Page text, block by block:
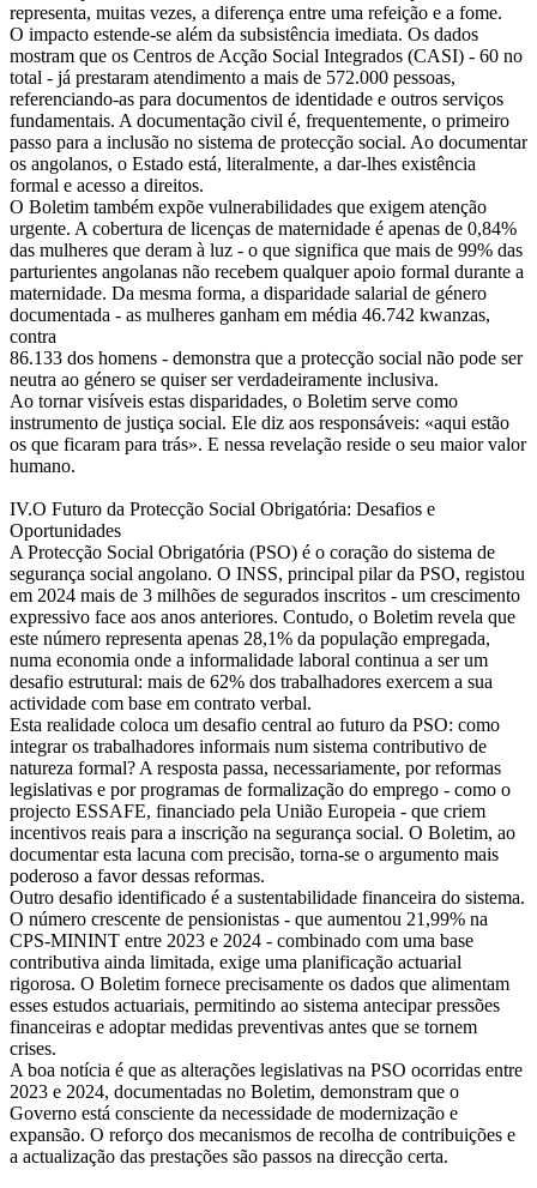
representa, muitas vezes, a diferença entre uma refeição e a fome.
O impacto estende-se além da subsistência imediata. Os dados
mostram que os Centros de Acção Social Integrados (CASI) - 60 no
total - já prestaram atendimento a mais de 572.000 pessoas,
referenciando-as para documentos de identidade e outros serviços
fundamentais. A documentação civil é, frequentemente, o primeiro
passo para a inclusão no sistema de protecção social. Ao documentar
os angolanos, o Estado está, literalmente, a dar-lhes existência
formal e acesso a direitos.
O Boletim também expõe vulnerabilidades que exigem atenção
urgente. A cobertura de licenças de maternidade é apenas de 0,84%
das mulheres que deram à luz - o que significa que mais de 99% das
parturientes angolanas não recebem qualquer apoio formal durante a
maternidade. Da mesma forma, a disparidade salarial de género
documentada - as mulheres ganham em média 46.742 kwanzas,
contra
86.133 dos homens - demonstra que a protecção social não pode ser
neutra ao género se quiser ser verdadeiramente inclusiva.
Ao tornar visíveis estas disparidades, o Boletim serve como
instrumento de justiça social. Ele diz aos responsáveis: «aqui estão
os que ficaram para trás». E nessa revelação reside o seu maior valor
humano.
IV.O Futuro da Protecção Social Obrigatória: Desafios e
Oportunidades
A Protecção Social Obrigatória (PSO) é o coração do sistema de
segurança social angolano. O INSS, principal pilar da PSO, registou
em 2024 mais de 3 milhões de segurados inscritos - um crescimento
expressivo face aos anos anteriores. Contudo, o Boletim revela que
este número representa apenas 28,1% da população empregada,
numa economia onde a informalidade laboral continua a ser um
desafio estrutural: mais de 62% dos trabalhadores exercem a sua
actividade com base em contrato verbal.
Esta realidade coloca um desafio central ao futuro da PSO: como
integrar os trabalhadores informais num sistema contributivo de
natureza formal? A resposta passa, necessariamente, por reformas
legislativas e por programas de formalização do emprego - como o
projecto ESSAFE, financiado pela União Europeia - que criem
incentivos reais para a inscrição na segurança social. O Boletim, ao
documentar esta lacuna com precisão, torna-se o argumento mais
poderoso a favor dessas reformas.
Outro desafio identificado é a sustentabilidade financeira do sistema.
O número crescente de pensionistas - que aumentou 21,99% na
CPS-MININT entre 2023 e 2024 - combinado com uma base
contributiva ainda limitada, exige uma planificação actuarial
rigorosa. O Boletim fornece precisamente os dados que alimentam
esses estudos actuariais, permitindo ao sistema antecipar pressões
financeiras e adoptar medidas preventivas antes que se tornem
crises.
A boa notícia é que as alterações legislativas na PSO ocorridas entre
2023 e 2024, documentadas no Boletim, demonstram que o
Governo está consciente da necessidade de modernização e
expansão. O reforço dos mecanismos de recolha de contribuições e
a actualização das prestações são passos na direcção certa.